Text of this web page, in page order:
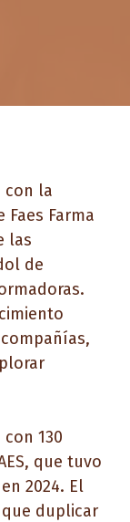
con la
Farma
las
de
130
que tuvo
2024. El
duplicar